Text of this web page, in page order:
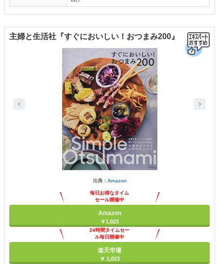
主婦と生活社『すぐにおいしい！おつまみ200』
出典： Amazon
毎日お得なタイム
セール開催中
Amazon
￥1,023
24時間タイムセー
ル毎日開催中
楽天市場
￥ 1,023